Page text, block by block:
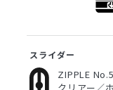
スライダー
ZIPPLE